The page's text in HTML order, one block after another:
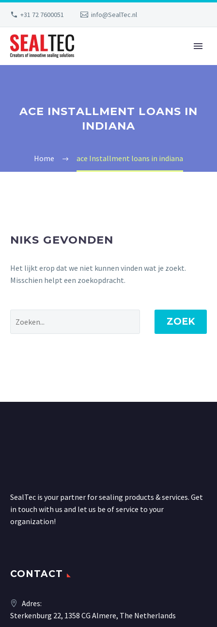
+31 72 7600051 info@SealTec.nl
ACE INSTALLMENT LOANS IN
INDIANA
Home ace Installment loans in indiana
NIKS GEVONDEN
Het lijkt erop dat we niet kunnen vinden wat je zoekt.
Misschien helpt een zoekopdracht.
ZOEK
SealTec is your partner for sealing products & services. Get
in touch with us and let us be of service to your
organization!
CONTACT
Adres:
Sterkenburg 22, 1358 CG Almere, The Netherlands